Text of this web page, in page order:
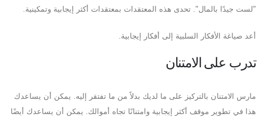
"لست جيدًا بالمال". تحدى هذه المعتقدات بمعتقدات أكثر إيجابية وتمكينية.
أعد صياغة الأفكار السلبية إلى أفكار إيجابية.
تدرب على الامتنان
مارس الامتنان بالتركيز على ما لديك بدلاً من ما تفتقر إليه. يمكن أن يساعدك
هذا في تطوير موقف أكثر إيجابية وامتنانًا تجاه أموالك. يمكن أن يساعدك أيضًا